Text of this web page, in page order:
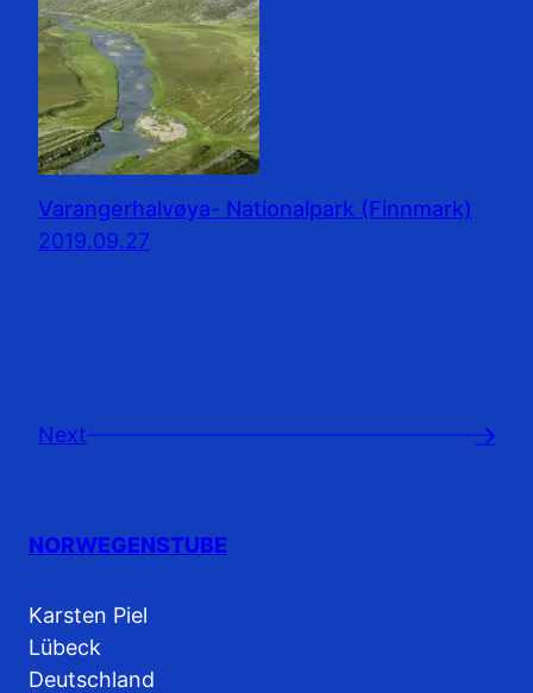
Varangerhalvøya- Nationalpark (Finnmark)
2019.09.27
Next →
NORWEGENSTUBE
Karsten Piel
Lübeck
Deutschland